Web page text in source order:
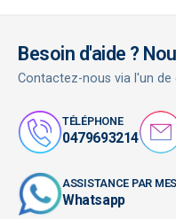
Besoin d'aide ?
Contactez-nous via l'un
TÉLÉPHONE
0479693214
ASSISTANCE PAR
Whatsapp